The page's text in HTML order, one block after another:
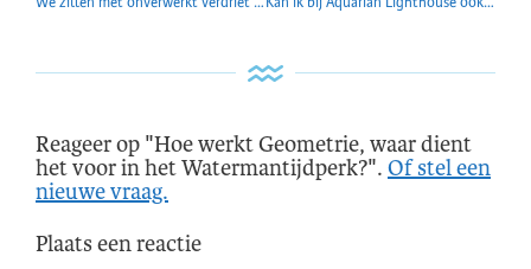
Reageer op "Hoe werkt Geometrie, waar dient
het voor in het Watermantijdperk?". Of stel een
nieuwe vraag.
Plaats een reactie